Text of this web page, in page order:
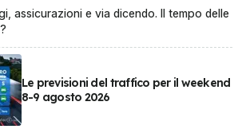
assicurazioni e via dicendo. Il tempo delle
Le previsioni del traffico per il weekend
8-9 agosto 2026